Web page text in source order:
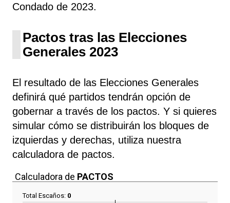
Condado de 2023.
Pactos tras las Elecciones
Generales 2023
El resultado de las Elecciones Generales
definirá qué partidos tendrán opción de
gobernar a través de los pactos. Y si quieres
simular cómo se distribuirán los bloques de
izquierdas y derechas, utiliza nuestra
calculadora de pactos.
Calculadora de PACTOS
Total Escaños: 0